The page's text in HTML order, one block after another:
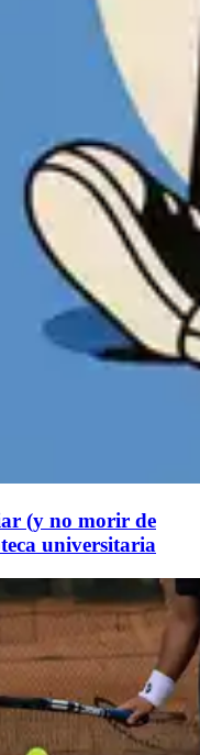
(y no morir de
universitaria